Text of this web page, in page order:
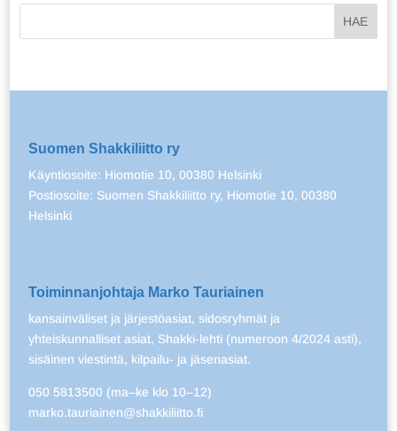
Suomen Shakkiliitto ry
Käyntiosoite: Hiomotie 10, 00380 Helsinki
Postiosoite: Suomen Shakkiliitto ry, Hiomotie 10, 00380
Helsinki
Toiminnanjohtaja Marko Tauriainen
kansainväliset ja järjestöasiat, sidosryhmät ja
yhteiskunnalliset asiat, Shakki-lehti (numeroon 4/2024 asti),
sisäinen viestintä, kilpailu- ja jäsenasiat.
050 5813500 (ma–ke klo 10–12)
marko.tauriainen@shakkiliitto.fi